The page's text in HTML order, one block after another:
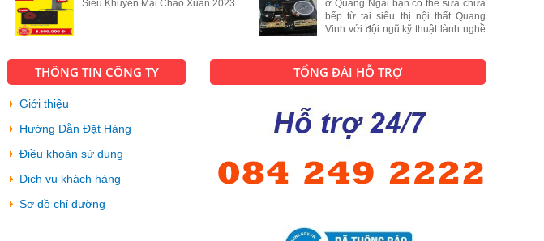
Siêu Khuyến Mại Chào Xuân 2023
tại Sóc Trăng lựa chọn bếp từ để để
ở Quảng Ngãi bạn có thể sửa chữa
bếp từ tại siêu thị nội thất Quang
Vinh với đội ngũ kỹ thuật lành nghề
hoạt động như lúc mới mua.
THÔNG TIN CÔNG TY
Giới thiệu
Hướng Dẫn Đặt Hàng
Điều khoản sử dụng
Dịch vụ khách hàng
Sơ đồ chỉ đường
TỔNG ĐÀI HỖ TRỢ